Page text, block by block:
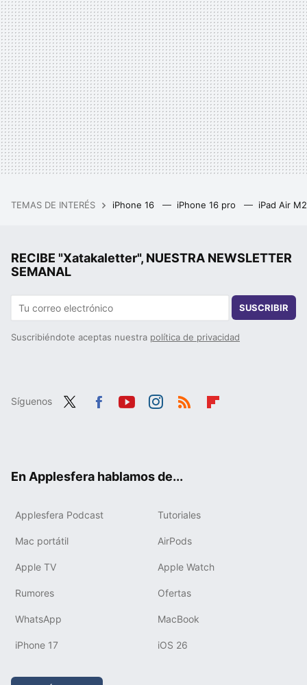
TEMAS DE INTERÉS iPhone 16 iPhone 16 pro iPad Air
RECIBE "Xatakaletter", NUESTRA NEWSLETTER
SEMANAL
SUSCRIBIR
Suscribiéndote aceptas nuestra política de privacidad
Síguenos
En Applesfera hablamos de...
Applesfera Podcast Tutoriales
Mac portátil AirPods
Apple TV Apple Watch
Rumores Ofertas
WhatsApp MacBook
iPhone 17 iOS 26